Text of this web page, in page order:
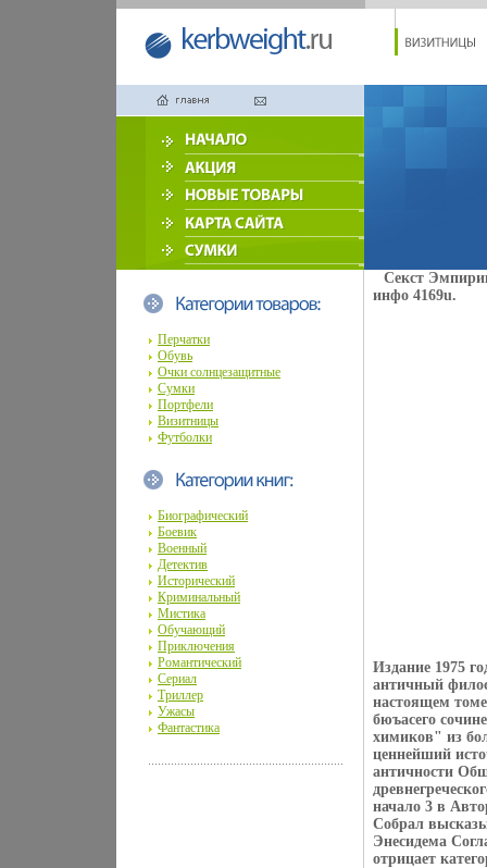
Перчатки
Обувь
Очки солнцезащитные
Сумки
Портфели
Визитницы
Футболки
Секст
инфо 4169u.
Издание 1975
античный
настоящем
бюъасего
химиков" из
ценнейший
античности
начало 3 в
Собрал
Энесидема
отрицает
Биографический
Боевик
Военный
Детектив
Исторический
Криминальный
Мистика
Обучающий
Приключения
Романтический
Сериал
Триллер
Ужасы
Фантастика